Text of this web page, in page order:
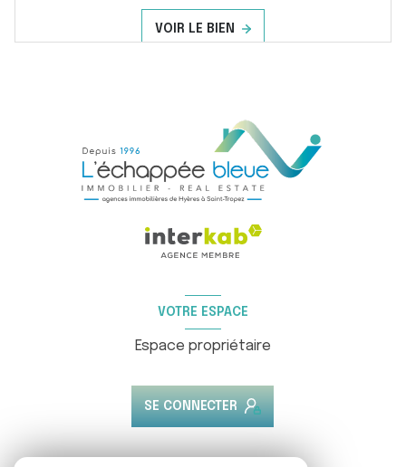
VOIR LE BIEN
VOTRE ESPACE
Espace propriétaire
SE CONNECTER